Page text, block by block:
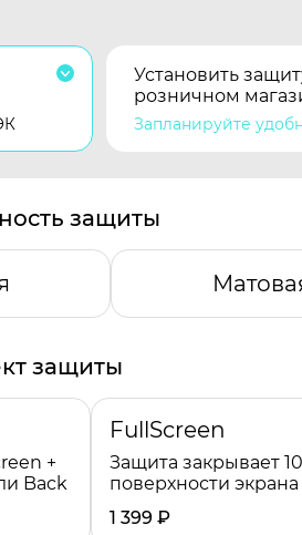
Установить
розничном
Запланируйте
защиты
защиты
+
Back
FullScreen
Защита закрывает
поверхности экрана
1 399 ₽